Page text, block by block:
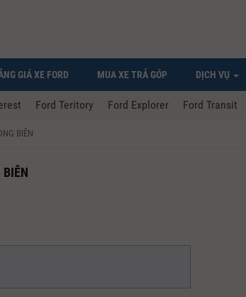
GIÁ XE FORD MUA XE TRẢ GÓP DỊCH VỤ
Ford Teritory Ford Explorer Ford Transit
BIÊN
BIÊN